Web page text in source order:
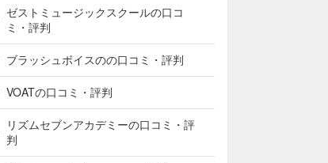
ゼストミュージックスクールの口コ
ミ・評判
ブラッシュボイスのの口コミ・評判
VOATの口コミ・評判
リズムセブンアカデミーの口コミ・評
判